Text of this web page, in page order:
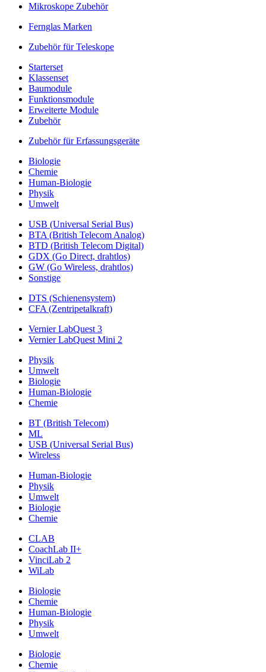
Mikroskope Zubehör
Fernglas Marken
Zubehör für Teleskope
Starterset
Klassenset
Baumodule
Funktionsmodule
Erweiterte Module
Zubehör
Zubehör für Erfassungsgeräte
Biologie
Chemie
Human-Biologie
Physik
Umwelt
USB (Universal Serial Bus)
BTA (British Telecom Analog)
BTD (British Telecom Digital)
GDX (Go Direct, drahtlos)
GW (Go Wireless, drahtlos)
Sonstige
DTS (Schienensystem)
CFA (Zentripetalkraft)
Vernier LabQuest 3
Vernier LabQuest Mini 2
Physik
Umwelt
Biologie
Human-Biologie
Chemie
BT (British Telecom)
ML
USB (Universal Serial Bus)
Wireless
Human-Biologie
Physik
Umwelt
Biologie
Chemie
CLAB
CoachLab II+
VinciLab 2
WiLab
Biologie
Chemie
Human-Biologie
Physik
Umwelt
Biologie
Chemie